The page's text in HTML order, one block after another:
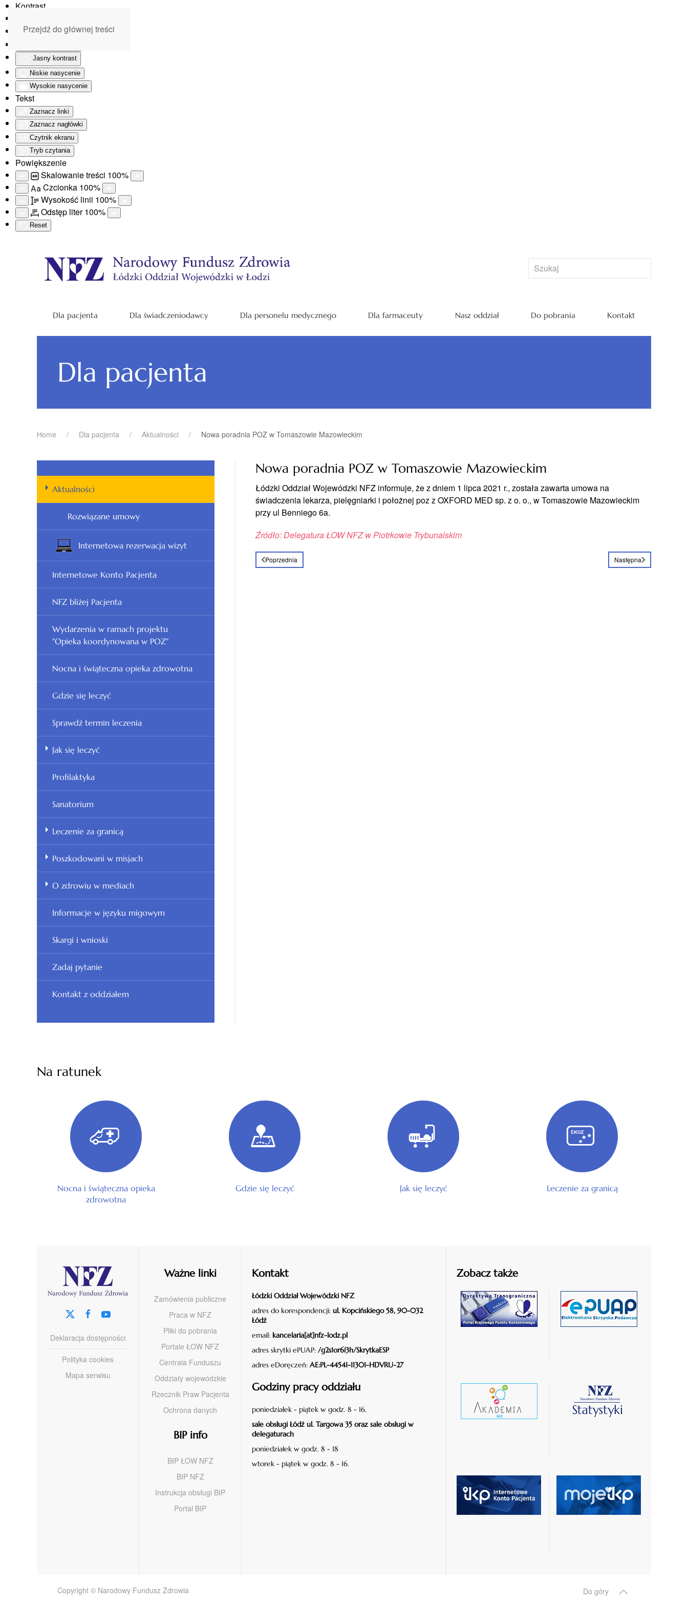
Kontrast
Monochromatyczny
Jasny kontrast
Niskie nasycenie
Wysokie nasycenie
Tekst
Zaznacz linki
Zaznacz nagłówki
Czytnik ekranu
Tryb czytania
Powiększenie
Skalowanie treści 100%
Aa Czcionka 100%
Wysokość linii 100%
Odstęp liter100%
Reset
Przejdź do głównej treści
Dla pacjenta Dla świadczeniodawcy Dla personelu medycznego Dla farmaceuty Nasz oddział Do pobrania Kontakt
Dla pacjenta
Home Dla pacjenta Aktualności Nowa poradnia POZ w Tomaszowie Mazowieckim
Nowa poradnia POZ w Tomaszowie Mazowieckim
Łódzki Oddział Wojewódzki NFZ informuje, że z dniem 1 lipca 2021 r., została zawarta umowa na
świadczenia lekarza, pielęgniarki i położnej poz z OXFORD MED sp. z o. o., w Tomaszowie Mazowieckim
przy ul Benniego 6a.
Źródło: Delegatura ŁOW NFZ w Piotrkowie Trybunalskim
Poprzednia Następna
Aktualności
Rozwiązane umowy
Internetowa rezerwacja wizyt
Internetowe Konto Pacjenta
NFZ bliżej Pacjenta
Wydarzenia w ramach projektu
"Opieka koordynowana w POZ"
Nocna i świąteczna opieka zdrowotna
Gdzie się leczyć
Sprawdź termin leczenia
Jak się leczyć
Profilaktyka
Sanatorium
Leczenie za granicą
Poszkodowani w misjach
O zdrowiu w mediach
Informacje w języku migowym
Skargi i wnioski
Zadaj pytanie
Kontakt z oddziałem
Na ratunek
Nocna i świąteczna opieka
zdrowotna
Gdzie się leczyć Jak się leczyć Leczenie za granicą
Deklaracja dostępności
Polityka cookies
Mapa serwisu
Ważne linki
Zamówienia publiczne
Praca w NFZ
Pliki do pobrania
Portale ŁOW NFZ
Centrala Funduszu
Oddziały wojewódzkie
Rzecznik Praw Pacjenta
Ochrona danych
BIP info
BIP ŁOW NFZ
BIP NFZ
Instrukcja obsługi BIP
Portal BIP
Kontakt
Łódzki Oddział Wojewódzki NFZ
adres do korespondencji: ul. Kopcińskiego 58, 90-032
Łódź
email: kancelaria[at]nfz-lodz.pl
adres skrytki ePUAP: /g2s1or6i3h/SkrytkaESP
adres eDoręczeń: AE:PL-44541-11301-HDVRU-27
Godziny pracy oddziału
poniedziałek - piątek w godz. 8 - 16.
sale obsługi Łódź ul. Targowa 35 oraz sale obsługi w
delegaturach
poniedziałek w godz. 8 - 18
wtorek - piątek w godz. 8 - 16.
Zobacz także
czytaj
czytaj
czytaj
czytaj
czytaj
czytaj
Copyright © Narodowy Fundusz Zdrowia Do góry